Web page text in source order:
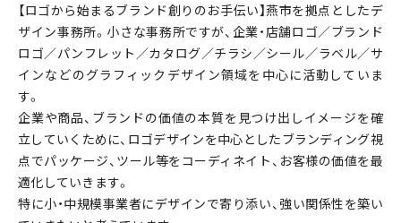
【ロゴから始まるブランド創りのお手伝い】燕市を拠点としたデ
ザイン事務所。小さな事務所ですが、企業・店舗ロゴ／ブランド
ロゴ／パンフレット／カタログ／チラシ／シール／ラベル／サ
インなどのグラフィックデザイン領域を中心に活動していま
す。
企業や商品、ブランドの価値の本質を見つけ出しイメージを確
立していくために、ロゴデザインを中心としたブランディング視
点でパッケージ、ツール等をコーディネイト、お客様の価値を最
適化していきます。
特に小・中規模事業者にデザインで寄り添い、強い関係性を築い